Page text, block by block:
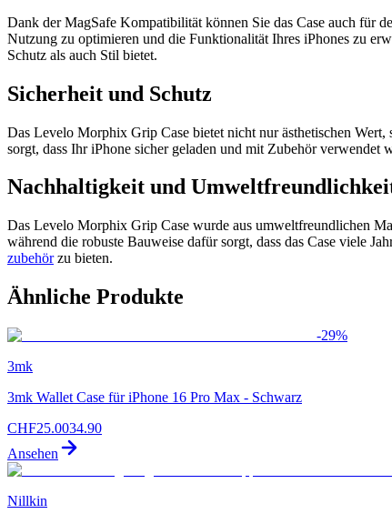
Dank der MagSafe Kompatibilität können Sie das Case auch für
Nutzung zu optimieren und die Funktionalität Ihres iPhones zu
Schutz als auch Stil bietet.
Sicherheit und Schutz
Das Levelo Morphix Grip Case bietet nicht nur ästhetischen
sorgt, dass Ihr iPhone sicher geladen und mit Zubehör verwendet
Nachhaltigkeit und
Das Levelo Morphix Grip Case wurde aus umweltfreundlichen
während die robuste Bauweise dafür sorgt, dass das Case viele
zubehörzu bieten.
Ähnliche Produkte
-29%
3mk
3mk Wallet Case für iPhone 16 Pro Max - Schwarz
CHF25.0034.90
Ansehen
Nillkin